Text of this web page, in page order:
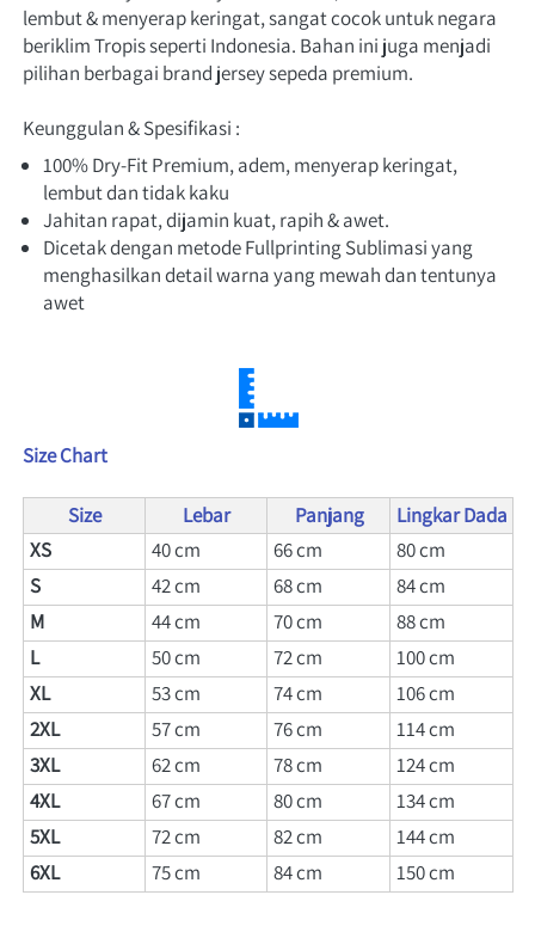
lembut & menyerap keringat, sangat cocok untuk negara
beriklim Tropis seperti Indonesia. Bahan ini juga menjadi
pilihan berbagai brand jersey sepeda premium.
Keunggulan & Spesifikasi :
100% Dry-Fit Premium, adem, menyerap keringat,
lembut dan tidak kaku
Jahitan rapat, dijamin kuat, rapih & awet.
Dicetak dengan metode Fullprinting Sublimasi yang
menghasilkan detail warna yang mewah dan tentunya
awet
Size Chart
Size Lebar Panjang
Lingkar Dada
XS
40 cm 66 cm 80 cm
S
42 cm 68 cm 84 cm
M
44 cm 70 cm 88 cm
L
50 cm 72 cm 100 cm
XL
53 cm 74 cm 106 cm
2XL
57 cm 76 cm 114 cm
3XL
62 cm 78 cm 124 cm
4XL
67 cm 80 cm 134 cm
5XL
72 cm 82 cm 144 cm
6XL
75 cm 84 cm 150 cm